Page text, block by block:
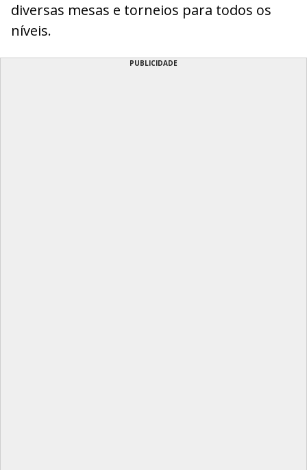
diversas mesas e torneios para todos os
níveis.
PUBLICIDADE